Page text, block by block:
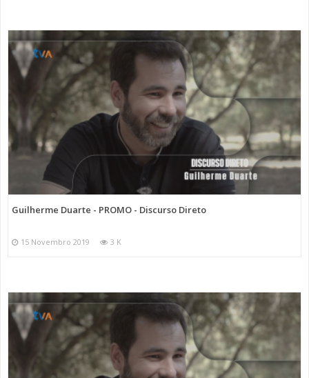
Guilherme Duarte - PROMO - Discurso Direto
15 Novembro 2019 3 K